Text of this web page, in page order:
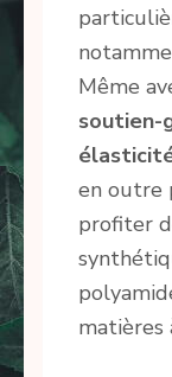
Même
soutien-
en outre
profiter
matières